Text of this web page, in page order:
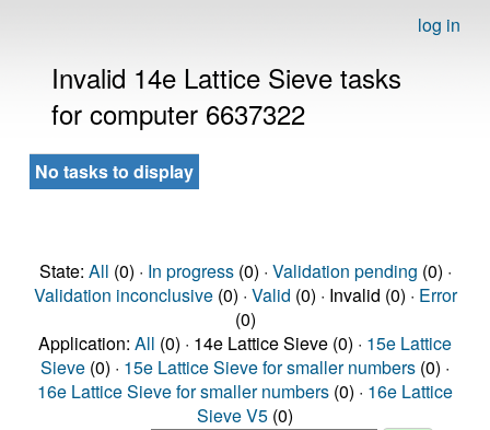
log in
Invalid 14e Lattice Sieve tasks
for computer 6637322
No tasks to display
State: All (0) · In progress(0) · Validation pending (0) ·
Validation inconclusive(0) · Valid (0) · Invalid (0) · Error
(0)
Application: All (0) · 14e Lattice Sieve (0) · 15e Lattice
Sieve (0) · 15e Lattice Sieve for smaller numbers (0) ·
16e Lattice Sieve for smaller numbers (0) · 16e Lattice
Sieve V5 (0)